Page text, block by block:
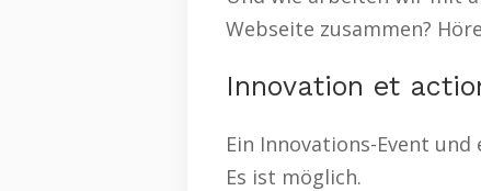
Webseite zusammen?
Innovation et
Ein Innovations-Event
Es ist möglich.